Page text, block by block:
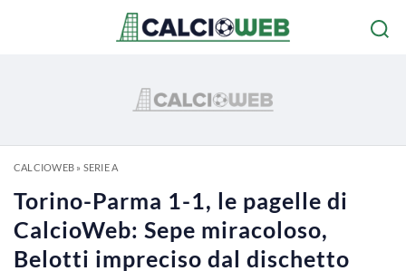
CALCIOWEB» SERIE A
Torino-Parma 1-1, le pagelle di
CalcioWeb: Sepe miracoloso,
Belotti impreciso dal dischetto